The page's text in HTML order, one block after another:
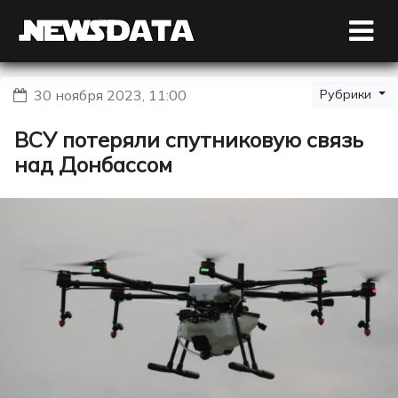
30 ноября 2023, 11:00 Рубрики
ВСУ потеряли спутниковую связь
над Донбассом